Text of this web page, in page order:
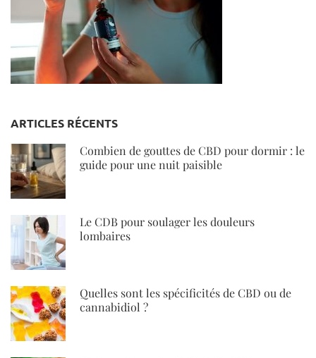
ARTICLES RÉCENTS
Combien de gouttes de CBD pour dormir : le
guide pour une nuit paisible
Le CDB pour soulager les douleurs
lombaires
Quelles sont les spécificités de CBD ou de
cannabidiol ?